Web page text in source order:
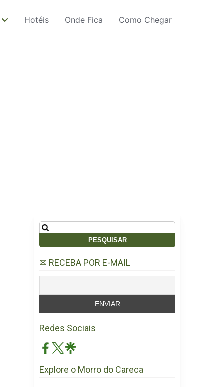
Hotéis Onde Fica Como Chegar
Pesquisar
por:
✉ RECEBA POR E-MAIL
Redes Sociais
Explore o Morro do Careca